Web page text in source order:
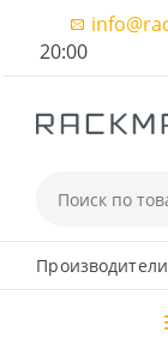
20:00
Производители